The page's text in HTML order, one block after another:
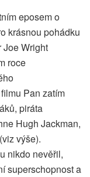
eposem o
krásnou pohádku
Joe Wright
roce
Pan zatím
piráta
Hugh Jackman,
výše).
nikdo nevěřil,
superschopnost a